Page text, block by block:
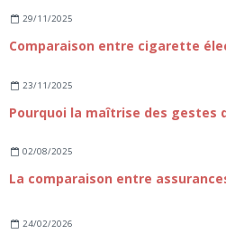
29/11/2025
Comparaison entre cigarette
23/11/2025
02/08/2025
La comparaison entre
24/02/2026